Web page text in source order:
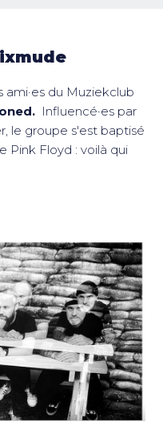
ami·es du Muziekclub
Influencé·es par
le groupe s'est baptisé
Pink Floyd : voilà qui